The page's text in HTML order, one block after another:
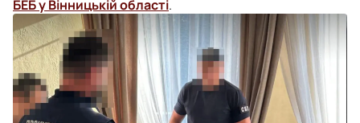
БЕБ у Вінницькій області.